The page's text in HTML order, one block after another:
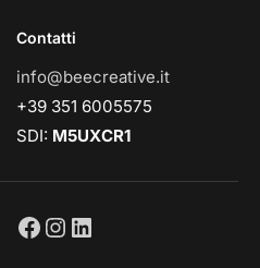
Contatti
info@beecreative.it
+39 351 6005575
SDI: M5UXCR1